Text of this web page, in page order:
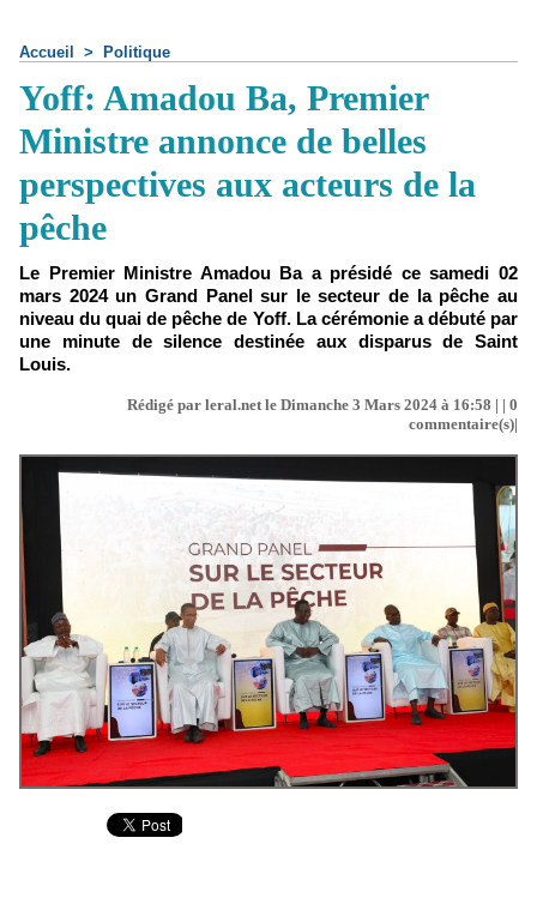
Accueil > Politique
Yoff: Amadou Ba, Premier
Ministre annonce de belles
perspectives aux acteurs de la
pêche
Le Premier Ministre Amadou Ba a présidé ce samedi 02
mars 2024 un Grand Panel sur le secteur de la pêche au
niveau du quai de pêche de Yoff. La cérémonie a débuté par
une minute de silence destinée aux disparus de Saint
Louis.
Rédigé par leral.net le Dimanche 3 Mars 2024 à 16:58 | | 0
commentaire(s)|